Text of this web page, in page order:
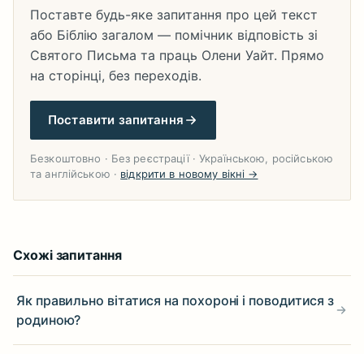
Поставте будь-яке запитання про цей текст
або Біблію загалом — помічник відповість зі
Святого Письма та праць Олени Уайт. Прямо
на сторінці, без переходів.
Поставити запитання
Безкоштовно · Без реєстрації · Українською, російською
та англійською · відкрити в новому вікні →
Схожі запитання
Як правильно вітатися на похороні і поводитися з
родиною?